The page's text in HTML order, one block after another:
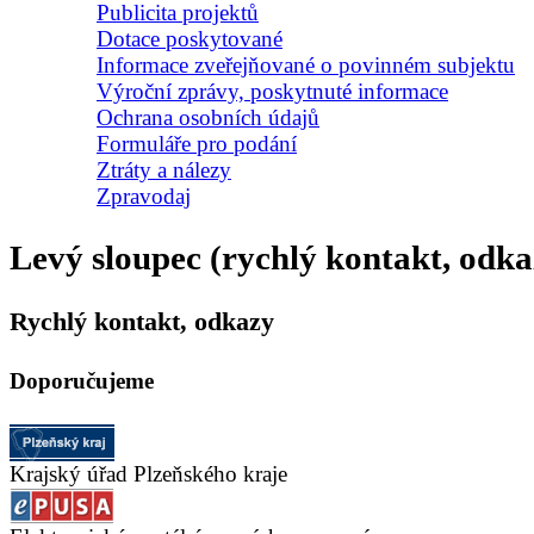
Publicita projektů
Dotace poskytované
Informace zveřejňované o povinném subjektu
Výroční zprávy, poskytnuté informace
Ochrana osobních údajů
Formuláře pro podání
Ztráty a nálezy
Zpravodaj
Levý sloupec (rychlý kontakt,
Rychlý kontakt, odkazy
Doporučujeme
Krajský úřad Plzeňského kraje